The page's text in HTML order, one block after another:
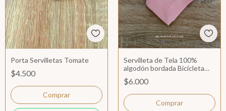
Porta Servilletas Tomate
$4.500
Servilleta de Tela 100%
algodón bordada Bicicleta
Paris Rosen
$6.000